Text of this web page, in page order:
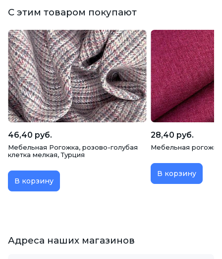
С этим товаром покупают
46,40 руб.
Мебельная Рогожка, розово-голубая
клетка мелкая, Турция
В корзину
28,40 руб.
Мебельная рогожка
В корзину
Адреса наших магазинов